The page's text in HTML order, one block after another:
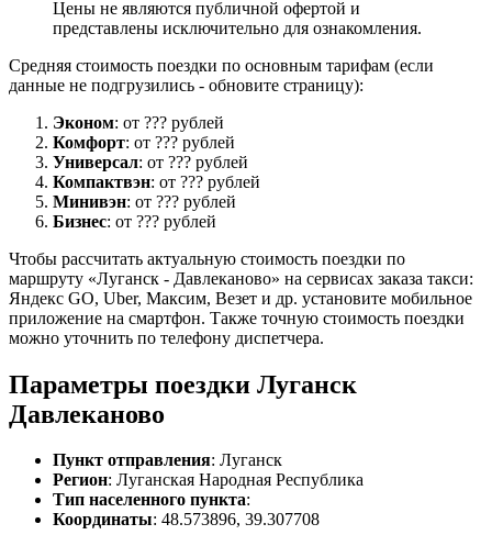
Цены не являются публичной офертой и
представлены исключительно для ознакомления.
Средняя стоимость поездки по основным тарифам (если
данные не подгрузились - обновите страницу):
Эконом: от ??? рублей
Комфорт: от ??? рублей
Универсал: от ??? рублей
Компактвэн: от ??? рублей
Минивэн: от ??? рублей
Бизнес: от ??? рублей
Чтобы рассчитать актуальную стоимость поездки по
маршруту «Луганск - Давлеканово» на сервисах заказа такси:
Яндекс GO, Uber, Максим, Везет и др. установите мобильное
приложение на смартфон. Также точную стоимость поездки
можно уточнить по телефону диспетчера.
Параметры поездки Луганск
Давлеканово
Пункт отправления: Луганск
Регион: Луганская Народная Республика
Тип населенного пункта:
Координаты: 48.573896, 39.307708